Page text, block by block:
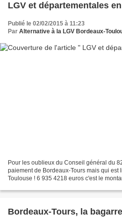
LGV et départementales
Publié le 02/02/2015 à 11:23
Par Alternative à la LGV Bordeaux-
Pour les oublieux du Conseil général du
paiement de Bordeaux-Tours mais qui
Toulouse ! 6 935 4218 euros c'est le
Bordeaux-Tours, la bagarre